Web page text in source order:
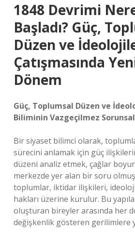
1848 Devrimi
Başladı? Güç,
Düzen ve
Çatışmasında
Dönem
Güç, Toplumsal Düzen ve
Biliminin Vazgeçilmez
Bir siyaset bilimci olarak,
sürecini anlamak için güç
düzeni analiz etmek, çağlar
merkezde yer alan bir soru
toplumlar, iktidar ilişkileri,
hakları üzerine kurulur. Bu
oluşturan bireyler arasında her
değişkenlik gösteren gerilimlere